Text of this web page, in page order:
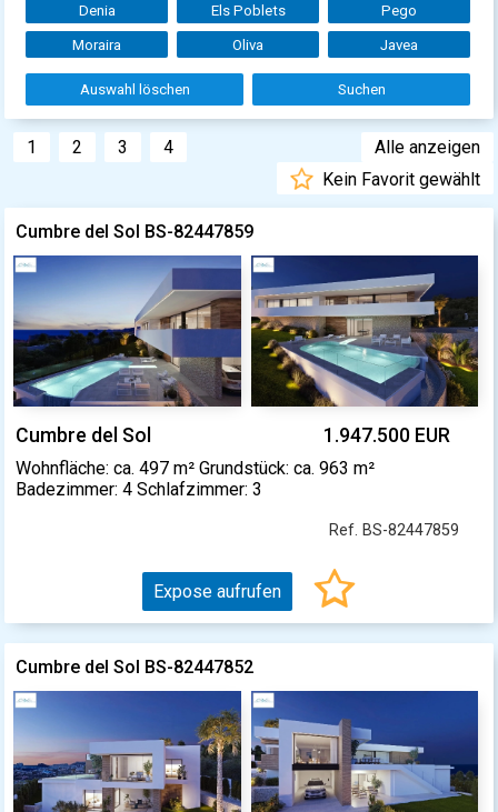
Denia Els Poblets Pego
Moraira Oliva Javea
Auswahl löschen Suchen
1 2 3 4
Alle anzeigen
Kein Favorit gewählt
Cumbre del Sol BS-82447859
Cumbre del Sol 1.947.500 EUR
Wohnfläche: ca. 497 m² Grundstück: ca. 963 m²
Badezimmer: 4 Schlafzimmer: 3
Ref. BS-82447859
Expose aufrufen
Cumbre del Sol BS-82447852